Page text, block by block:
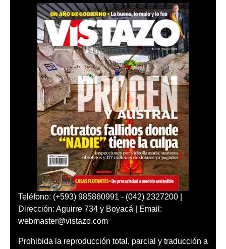
Teléfono: (+593) 985860991 - (042) 2327200 |
Dirección: Aguirre 734 y Boyacá | Email:
webmaster@vistazo.com
Prohibida la reproducción total, parcial y traducción a